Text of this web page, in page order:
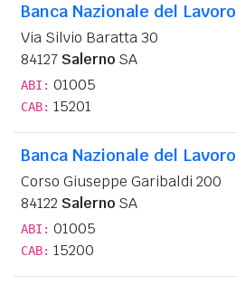
Banca Nazionale del Lavoro
Via Silvio Baratta 30
84127 Salerno SA
ABI: 01005
CAB: 15201
Banca Nazionale del Lavoro
Corso Giuseppe Garibaldi 200
84122 Salerno SA
ABI: 01005
CAB: 15200